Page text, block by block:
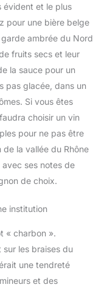
évident et le plus
pour une bière belge
ambrée du Nord
fruits secs et leur
la sauce pour un
pas glacée, dans un
Si vous êtes
choisir un vin
pour ne pas être
la vallée du Rhône
ses notes de
de choix.
institution
« charbon ».
les braises du
une tendreté
et des